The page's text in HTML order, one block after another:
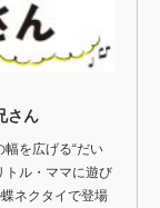
さん
を広げる“だい
トル・ママに遊び
ネクタイで登場